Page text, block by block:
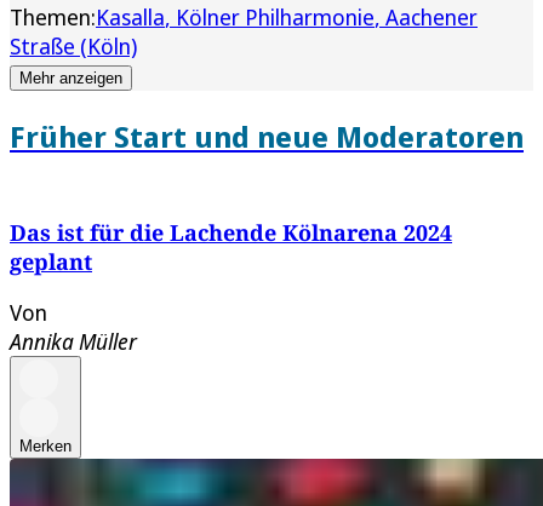
Themen:Kasalla Kölner Philharmonie Aachener
Straße (Köln)
Mehr anzeigen
Früher Start und neue Moderatoren
Das ist für die Lachende Kölnarena 2024
geplant
Von
Annika Müller
Merken